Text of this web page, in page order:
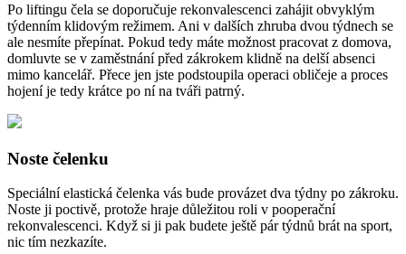
Po liftingu čela se doporučuje rekonvalescenci zahájit obvyklým
týdenním klidovým režimem. Ani v dalších zhruba dvou týdnech se
ale nesmíte přepínat. Pokud tedy máte možnost pracovat z domova,
domluvte se v zaměstnání před zákrokem klidně na delší absenci
mimo kancelář. Přece jen jste podstoupila operaci obličeje a proces
hojení je tedy krátce po ní na tváři patrný.
Noste čelenku
Speciální elastická čelenka vás bude provázet dva týdny po zákroku.
Noste ji poctivě, protože hraje důležitou roli v pooperační
rekonvalescenci. Když si ji pak budete ještě pár týdnů brát na sport,
nic tím nezkazíte.